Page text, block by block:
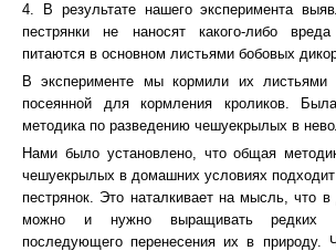
4. В результате нашего эксперимента
пестрянки не наносят какого-либо
питаются в основном листьями бобовых
В эксперименте мы кормили их листьями
посеянной для кормления кроликов.
методика по разведению чешуекрылых в
Нами было установлено, что общая
чешуекрылых в домашних условиях
пестрянок. Это наталкивает на мысль, что
можно и нужно выращивать редких
последующего перенесения их в природу.